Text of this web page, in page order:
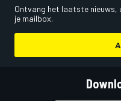
Ontvang het laatste nieuws,
je mailbox.